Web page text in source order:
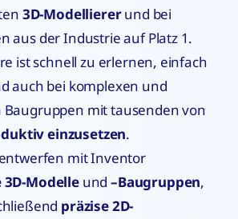
3D-Modelliererund bei
aus der Industrie auf Platz 1.
ist schnell zu erlernen, einfach
auch bei komplexen und
mit tausenden von
einzusetzen.
mit Inventor
Modelleund–Baugruppen,
präzise 2D-